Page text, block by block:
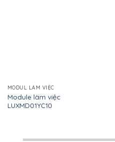
MODUL LÀM VIỆC
Module làm việc
LUXMD01YC10